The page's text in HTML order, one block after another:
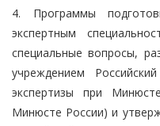
4. Программы
экспертным
специальные вопросы,
учреждением
экспертизы при
Минюсте России) и